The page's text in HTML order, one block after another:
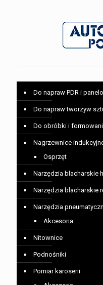
Do napraw PDR i
Do napraw tworzyw
Do obróbki i
Nagrzewnice
Osprzęt
Narzędzia blacharskie
Narzędzia blacharskie
Narzędzia
Akcesoria
Nitownice
Podnośniki
Pomiar karoserii